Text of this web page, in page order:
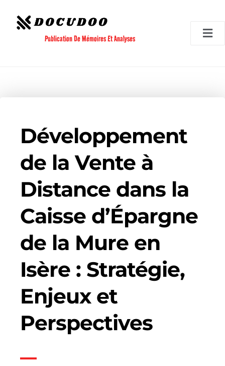
contenu
Publication De Mémoires Et Analyses
Développement
de la Vente à
Distance dans la
Caisse d’Épargne
de la Mure en
Isère : Stratégie,
Enjeux et
Perspectives